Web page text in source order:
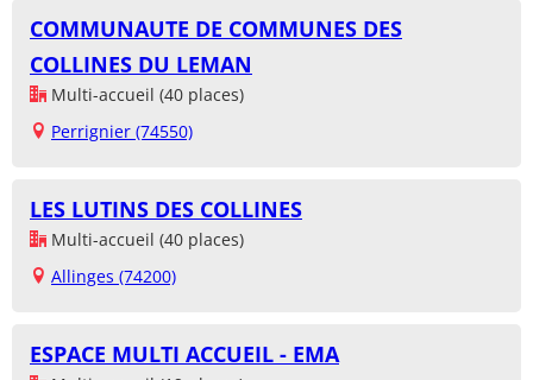
COMMUNAUTE DE COMMUNES DES
COLLINES DU LEMAN
Multi-accueil (40 places)
Perrignier (74550)
LES LUTINS DES COLLINES
Multi-accueil (40 places)
Allinges (74200)
ESPACE MULTI ACCUEIL - EMA